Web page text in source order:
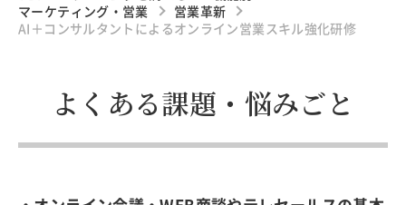
マーケティング・営業
営業革新
AI＋コンサルタントによるオンライン営業スキル強化研修
よくある課題・悩みごと